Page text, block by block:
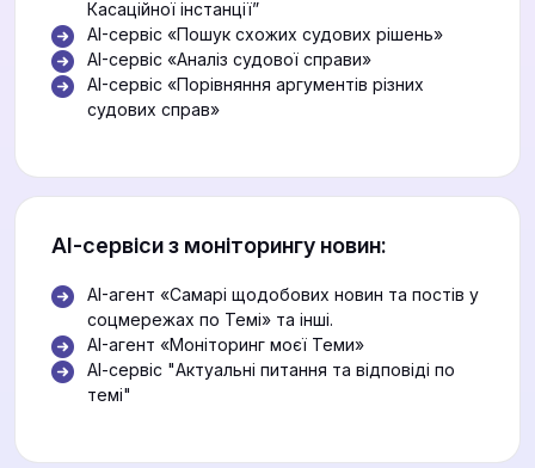
Касаційної інстанції”
AI-сервіс «Пошук схожих судових рішень»
AI-сервіс «Аналіз судової справи»
AI-сервіс «Порівняння аргументів різних
судових справ»
АІ-сервіси з моніторингу новин:
AI-агент «Самарі щодобових новин та постів у
соцмережах по Темі» та інші.
AI-агент «Моніторинг моєї Теми»
АІ-сервіс "Актуальні питання та відповіді по
темі"